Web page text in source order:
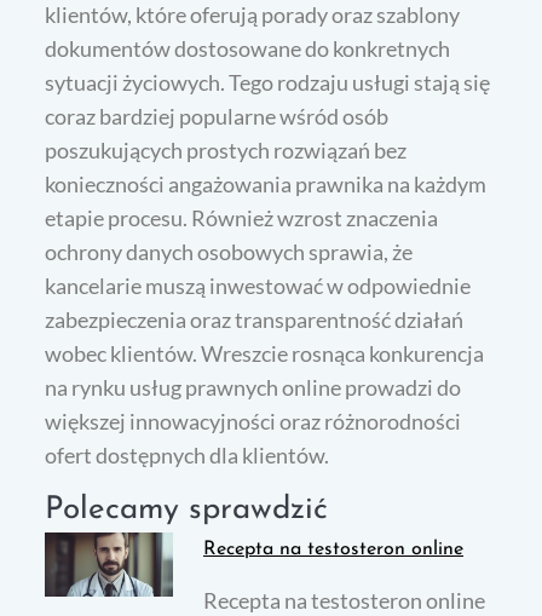
klientów, które oferują porady oraz szablony
dokumentów dostosowane do konkretnych
sytuacji życiowych. Tego rodzaju usługi stają się
coraz bardziej popularne wśród osób
poszukujących prostych rozwiązań bez
konieczności angażowania prawnika na każdym
etapie procesu. Również wzrost znaczenia
ochrony danych osobowych sprawia, że
kancelarie muszą inwestować w odpowiednie
zabezpieczenia oraz transparentność działań
wobec klientów. Wreszcie rosnąca konkurencja
na rynku usług prawnych online prowadzi do
większej innowacyjności oraz różnorodności
ofert dostępnych dla klientów.
Polecamy sprawdzić
Recepta na testosteron online
Recepta na testosteron online